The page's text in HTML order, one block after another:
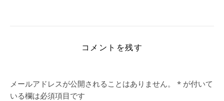
コメントを残す
メールアドレスが公開されることはありません。 * が付いて
いる欄は必須項目です